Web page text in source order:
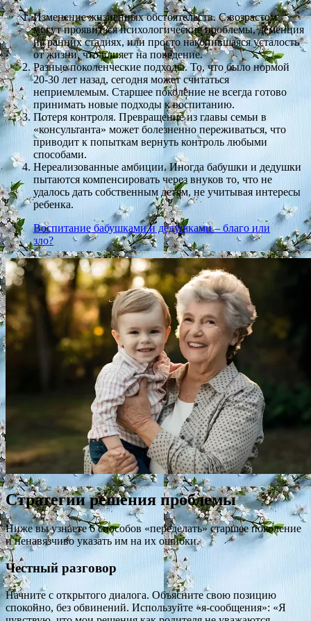
Изменение жизненных обстоятельств. С возрастом
могут проявиться психологические проблемы, деменция
на ранних стадиях, или просто накопившаяся усталость
от жизни, что влияет на поведение.
Разные поколенческие подходы. То, что было нормой
20-30 лет назад, сегодня может считаться
неприемлемым. Старшее поколение не всегда готово
принимать новые подходы к воспитанию.
Потеря контроля. Превращение из главы семьи в
«консультанта» может болезненно переживаться, что
приводит к попыткам вернуть контроль любыми
способами.
Нереализованные амбиции. Иногда бабушки и дедушки
пытаются компенсировать через внуков то, что не
удалось дать собственным детям, не учитывая интересы
ребенка.
Воспитание бабушками и дедушками – благо или
зло?
Стратегии решения проблемы
Ниже вы узнаете 6 способов «переделать» старшее поколение
и ненавязчиво указать им на их ошибки.
Честный разговор
Начните с открытого диалога. Объясните свою позицию
спокойно, без обвинений. Используйте «я-сообщения»: «Я